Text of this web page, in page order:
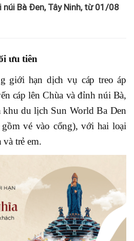
Bà Đen, Tây Ninh, từ 01/08
ưu tiên
giới hạn dịch vụ cáp treo áp
cáp lên Chùa và đỉnh núi Bà,
khu du lịch Sun World Ba Den
vé vào cổng), với hai loại
trẻ em.